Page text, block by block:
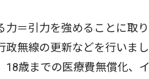
＝引力を強めることに取り
無線の更新などを行いまし
歳までの医療費無償化、イ